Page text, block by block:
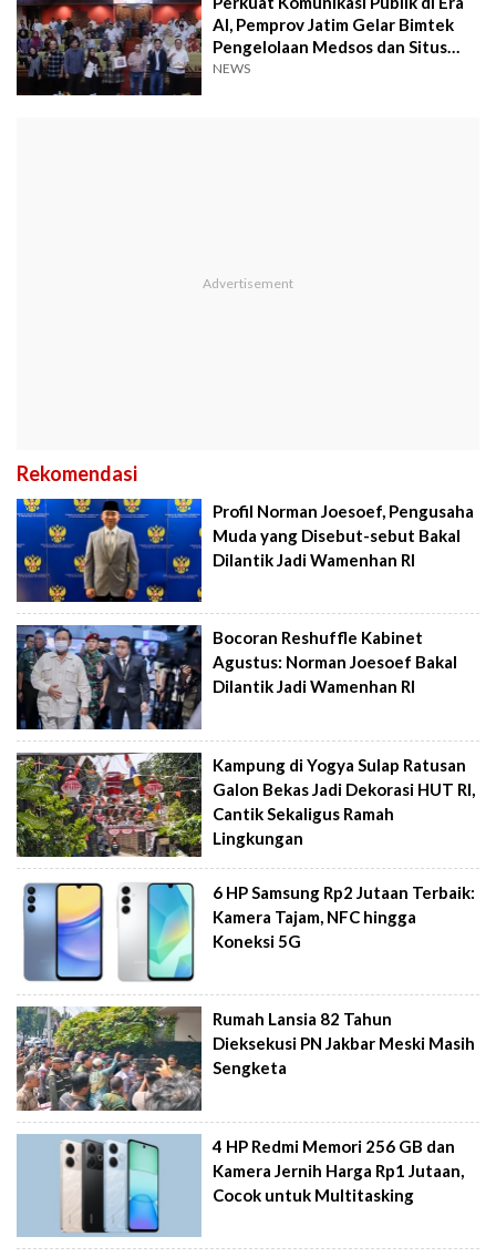
AI, Pemprov Jatim Gelar Bimtek
Pengelolaan Medsos dan Situs
Pemda
NEWS
Rekomendasi
Profil Norman Joesoef, Pengusaha
Muda yang Disebut-sebut Bakal
Dilantik Jadi Wamenhan RI
Bocoran Reshuffle Kabinet
Agustus: Norman Joesoef Bakal
Dilantik Jadi Wamenhan RI
Kampung di Yogya Sulap Ratusan
Galon Bekas Jadi Dekorasi HUT RI,
Cantik Sekaligus Ramah
Lingkungan
6 HP Samsung Rp2 Jutaan Terbaik:
Kamera Tajam, NFC hingga
Koneksi 5G
Rumah Lansia 82 Tahun
Dieksekusi PN Jakbar Meski Masih
Sengketa
4 HP Redmi Memori 256 GB dan
Kamera Jernih Harga Rp1 Jutaan,
Cocok untuk Multitasking